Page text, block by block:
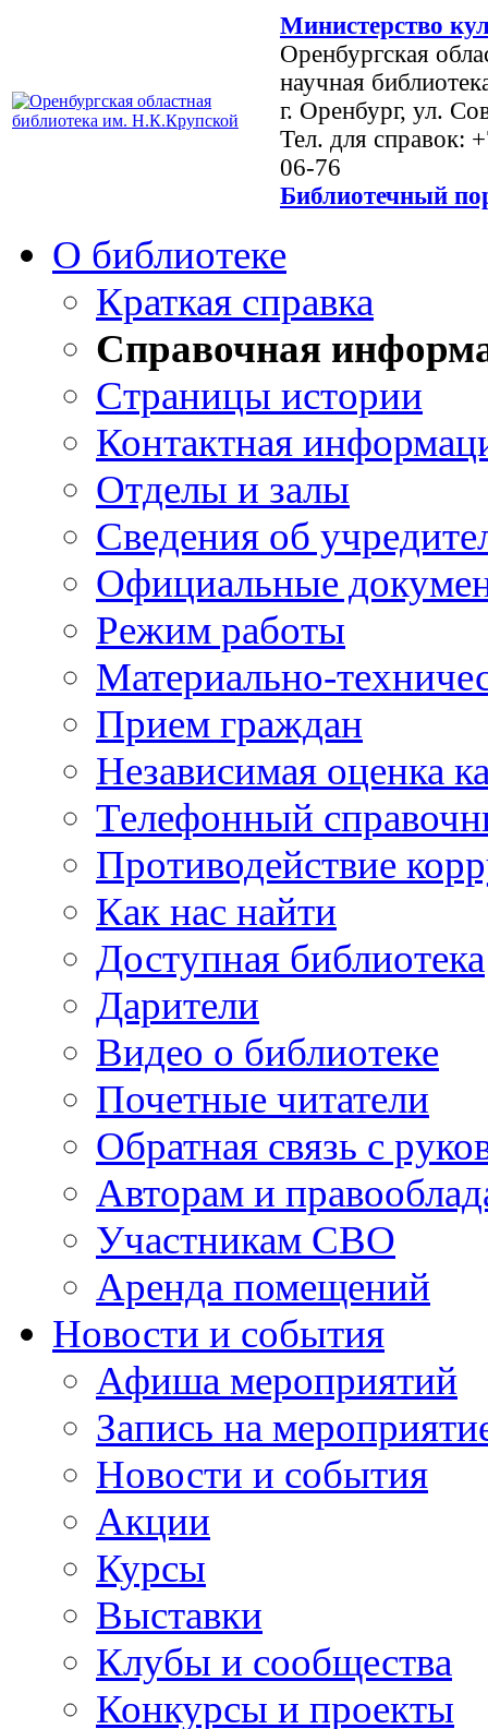
Министерство
Оренбургская
научная
г. Оренбург, ул.
Тел. для справок:
06-76
Библиотечный
О библиотеке
Краткая справка
Справочная
Страницы истории
Контактная
Отделы и залы
Сведения об
Официальные
Режим работы
Материально-
Прием граждан
Независимая оценка
Телефонный
Противодействие
Как нас найти
Доступная библиотека
Дарители
Видео о библиотеке
Почетные читатели
Обратная связь с
Авторам и
Участникам СВО
Аренда помещений
Новости и события
Афиша мероприятий
Запись на
Новости и события
Акции
Курсы
Выставки
Клубы и сообщества
Конкурсы и проекты